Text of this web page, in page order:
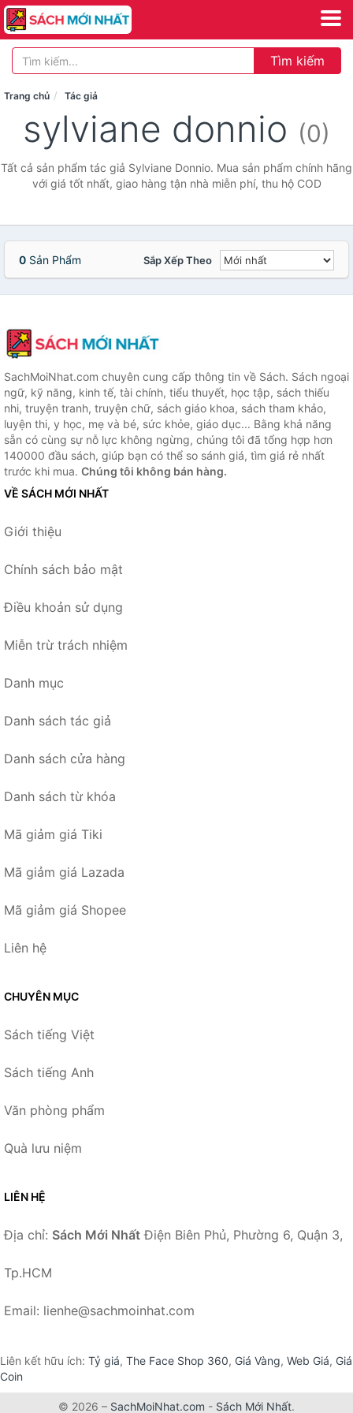
Tìm kiếm
Trang chủ Tác giả
sylviane donnio (0)
Tất cả sản phẩm tác giả Sylviane Donnio. Mua sản phẩm chính hãng
với giá tốt nhất, giao hàng tận nhà miễn phí, thu hộ COD
0 Sản Phẩm Sắp Xếp Theo
SachMoiNhat.com chuyên cung cấp thông tin về Sách. Sách ngoại
ngữ, kỹ năng, kinh tế, tài chính, tiểu thuyết, học tập, sách thiếu
nhi, truyện tranh, truyện chữ, sách giáo khoa, sách tham khảo,
luyện thi, y học, mẹ và bé, sức khỏe, giáo dục... Bằng khả năng
sẵn có cùng sự nỗ lực không ngừng, chúng tôi đã tổng hợp hơn
140000 đầu sách, giúp bạn có thể so sánh giá, tìm giá rẻ nhất
trước khi mua. Chúng tôi không bán hàng.
VỀ SÁCH MỚI NHẤT
Giới thiệu
Chính sách bảo mật
Điều khoản sử dụng
Miễn trừ trách nhiệm
Danh mục
Danh sách tác giả
Danh sách cửa hàng
Danh sách từ khóa
Mã giảm giá Tiki
Mã giảm giá Lazada
Mã giảm giá Shopee
Liên hệ
CHUYÊN MỤC
Sách tiếng Việt
Sách tiếng Anh
Văn phòng phẩm
Quà lưu niệm
LIÊN HỆ
Địa chỉ: Sách Mới Nhất Điện Biên Phủ, Phường 6, Quận 3,
Tp.HCM
Email: lienhe@sachmoinhat.com
Liên kết hữu ích: Tỷ giá, The Face Shop 360, Giá Vàng, Web Giá, Giá
Coin
© 2026 – SachMoiNhat.com - Sách Mới Nhất.